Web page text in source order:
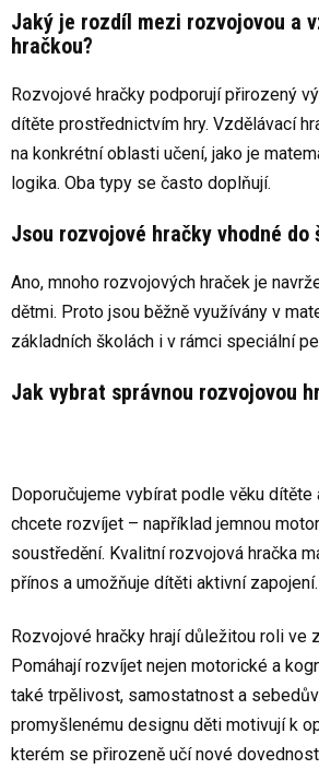
ý
s
u
Jaký je rozdíl mezi rozvojovou a
hračkou?
Rozvojové hračky podporují přirozený
dítěte prostřednictvím hry. Vzdělávací
na konkrétní oblasti učení, jako je
logika. Oba typy se často doplňují.
Jsou rozvojové hračky vhodné do
Ano, mnoho rozvojových hraček je
dětmi. Proto jsou běžně využívány v
základních školách i v rámci speciální
Jak vybrat správnou rozvojovou
Doporučujeme vybírat podle věku
chcete rozvíjet – například jemnou
soustředění. Kvalitní rozvojová hračka
přínos a umožňuje dítěti aktivní zapojení.
Rozvojové hračky hrají důležitou roli ve
Pomáhají rozvíjet nejen motorické a
také trpělivost, samostatnost a
promyšlenému designu děti motivují k
kterém se přirozeně učí nové